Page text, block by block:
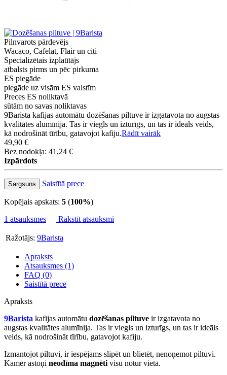
Pilnvarots pārdevējs
Wacaco, Cafelat, Flair un citi
Specializētais izplatītājs
atbalsts pirms un pēc pirkuma
ES piegāde
piegāde uz visām ES valstīm
Preces ES noliktavā
sūtām no savas noliktavas
9Barista kafijas automātu dozēšanas piltuve ir izgatavota no augstas
kvalitātes alumīnija. Tas ir viegls un izturīgs, un tas ir ideāls veids,
kā nodrošināt tīrību, gatavojot kafiju.Rādīt vairāk
49,90 €
Bez nodokļa: 41,24 €
Izpārdots
Sargsuns Saistītā prece
Kopējais apskats: 5 (100%)
1 atsauksmes
Rakstīt atsauksmi
Ražotājs: 9Barista
Apraksts
Atsauksmes (1)
FAQ (0)
Saistītā prece
Apraksts
9Barista kafijas automātu dozēšanas piltuve ir izgatavota no
augstas kvalitātes alumīnija. Tas ir viegls un izturīgs, un tas ir ideāls
veids, kā nodrošināt tīrību, gatavojot kafiju.
Izmantojot piltuvi, ir iespējams slīpēt un blietēt, nenoņemot piltuvi.
Kamēr astoņi neodīma magnēti visu notur vietā.